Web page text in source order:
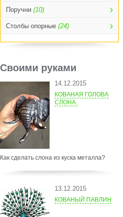
Поручни (10)
Столбы опорные (24)
Своими руками
14.12.2015
КОВАНАЯ ГОЛОВА
СЛОНА.
Как сделать слона из куска металла?
13.12.2015
КОВАНЫЙ ПАВЛИН